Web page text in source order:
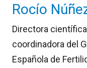
Rocío
Directora
coordinadora del
Española de